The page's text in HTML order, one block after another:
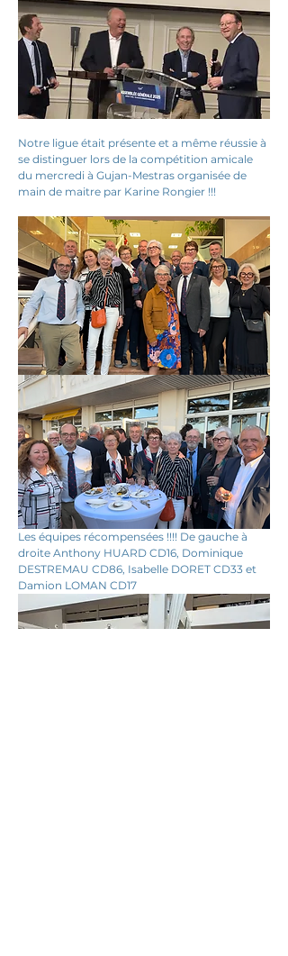
Notre ligue était présente et a même réussie à
se distinguer lors de la compétition amicale
du mercredi à Gujan-Mestras organisée de
main de maitre par Karine Rongier !!!
Les équipes récompensées !!!! De gauche à
droite Anthony HUARD CD16, Dominique
DESTREMAU CD86, Isabelle DORET CD33 et
Damion LOMAN CD17